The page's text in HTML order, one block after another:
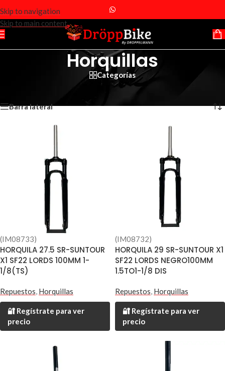
Skip to navigation
Skip to main content
Horquillas
Categorías
Mostrando 1–12 de 14 resultados
Barra lateral
(IM08733)
HORQUILA 27.5 SR-SUNTOUR
X1 SF22 LORDS 100MM 1-
1/8(TS)
Repuestos, Horquillas
🔐 Regístrate para ver
precio
(IM08732)
HORQUILA 29 SR-SUNTOUR X1
SF22 LORDS NEGRO100MM
1.5TO1-1/8 DIS
Repuestos, Horquillas
🔐 Regístrate para ver
precio